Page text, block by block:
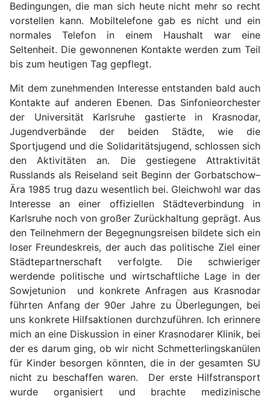
Bedingungen, die man sich heute nicht mehr so recht
vorstellen kann. Mobiltelefone gab es nicht und ein
normales Telefon in einem Haushalt war eine
Seltenheit. Die gewonnenen Kontakte werden zum Teil
bis zum heutigen Tag gepflegt.
Mit dem zunehmenden Interesse entstanden bald auch
Kontakte auf anderen Ebenen. Das Sinfonieorchester
der Universität Karlsruhe gastierte in Krasnodar,
Jugendverbände der beiden Städte, wie die
Sportjugend und die Solidaritätsjugend, schlossen sich
den Aktivitäten an. Die gestiegene Attraktivität
Russlands als Reiseland seit Beginn der Gorbatschow–
Ära 1985 trug dazu wesentlich bei. Gleichwohl war das
Interesse an einer offiziellen Städteverbindung in
Karlsruhe noch von großer Zurückhaltung geprägt. Aus
den Teilnehmern der Begegnungsreisen bildete sich ein
loser Freundeskreis, der auch das politische Ziel einer
Städtepartnerschaft verfolgte. Die schwieriger
werdende politische und wirtschaftliche Lage in der
Sowjetunion und konkrete Anfragen aus Krasnodar
führten Anfang der 90er Jahre zu Überlegungen, bei
uns konkrete Hilfsaktionen durchzuführen. Ich erinnere
mich an eine Diskussion in einer Krasnodarer Klinik, bei
der es darum ging, ob wir nicht Schmetterlingskanülen
für Kinder besorgen könnten, die in der gesamten SU
nicht zu beschaffen waren. Der erste Hilfstransport
wurde organisiert und brachte medizinische